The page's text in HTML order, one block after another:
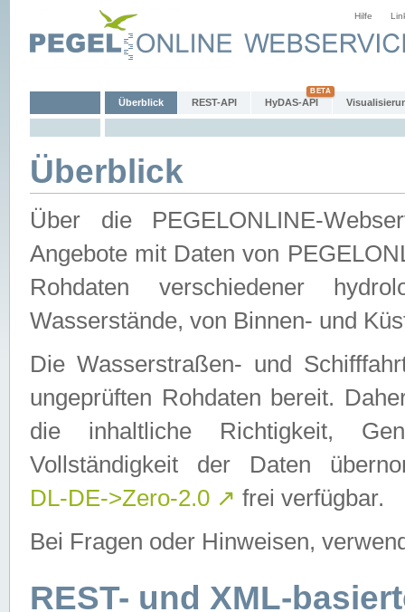
Hilfe
Überblick REST-API HyDAS-API
Überblick
Über die PEGELONLINE-
Angebote mit Daten von
Rohdaten verschiedener
Wasserstände, von Binnen- und
Die Wasserstraßen- und
ungeprüften Rohdaten bereit.
die inhaltliche Richtigkeit,
Vollständigkeit der Daten
DL-DE->Zero-2.0 ↗ frei verfügbar.
Bei Fragen oder Hinweisen,
REST- und XML-